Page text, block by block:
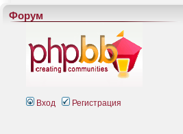
Форум
Вход Регистрация